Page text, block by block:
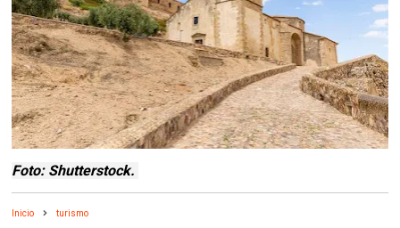
Foto: Shutterstock.
Inicio turismo